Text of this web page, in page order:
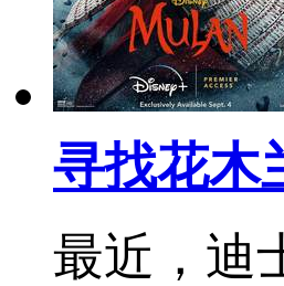
寻找花木
最近，迪